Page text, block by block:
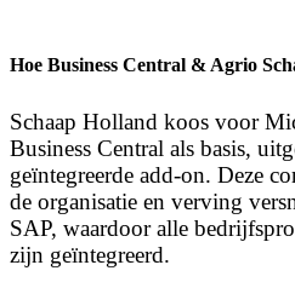
Hoe Business Central & Agrio
Schaap Holland koos voor
Business Central als basis,
geïntegreerde add-on. Deze
de organisatie en verving
SAP, waardoor alle
zijn geïntegreerd.